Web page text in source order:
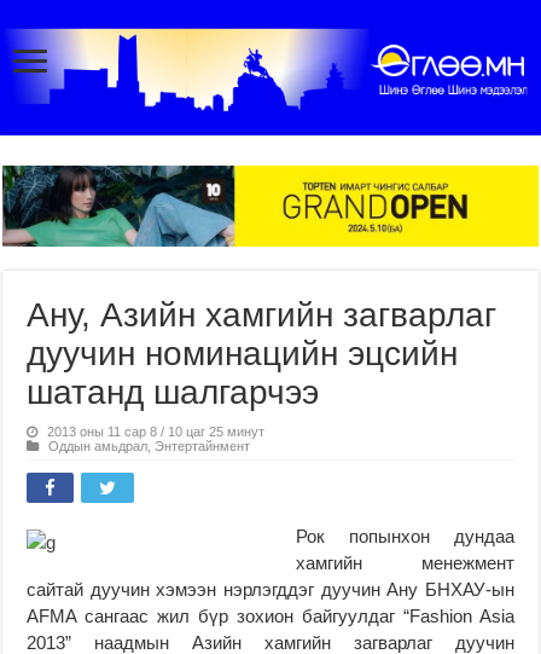
Ану, Азийн хамгийн загварлаг
дуучин номинацийн эцсийн
шатанд шалгарчээ
2013 оны 11 сар 8 / 10 цаг 25 минут
Оддын амьдрал Энтертайнмент
Рок попынхон дундаа
хамгийн менежмент
сайтай дуучин хэмээн нэрлэгддэг дуучин Ану БНХАУ-ын
AFMA сангаас жил бүр зохион байгуулдаг “Fashion Asia
2013” наадмын Азийн хамгийн загварлаг дуучин